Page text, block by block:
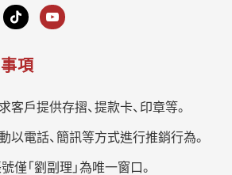
項
客戶提供存摺、提款卡、印章等。
以電話、簡訊等方式進行推銷行為。
僅「劉副理」為唯一窗口。